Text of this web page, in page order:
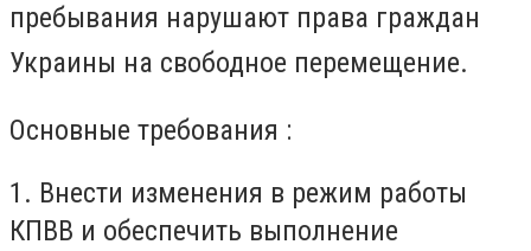
пребывания нарушают права граждан
Украины на свободное перемещение.
Основные требования :
1. Внести изменения в режим работы
КПВВ и обеспечить выполнение